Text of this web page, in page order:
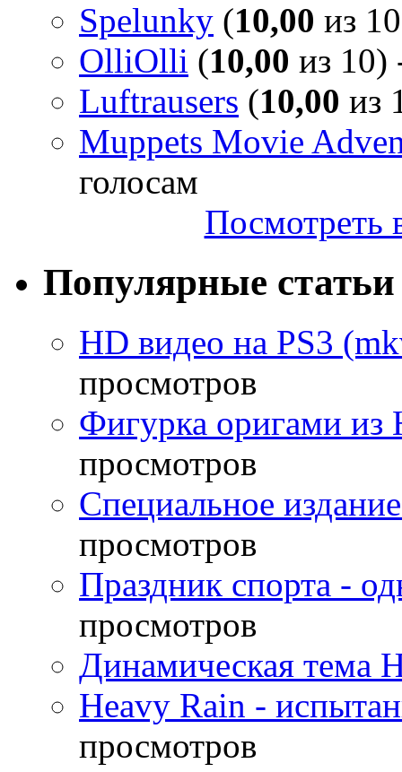
Spelunky (10,00 из
OlliOlli (10,00 из 10)
Luftrausers (10,00 из
Muppets Movie
голосам
Посмотреть
Популярные статьи
HD видео на PS3
просмотров
Фигурка оригами из
просмотров
Специальное
просмотров
Праздник спорта -
просмотров
Динамическая тема
Heavy Rain -
просмотров